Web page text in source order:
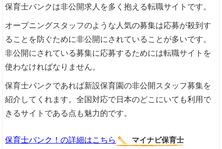
保育士バンクは非公開求人を多く抱える転職サイトです。
オープニングスタッフのような人気の募集は応募が殺到す
ることを防ぐために非公開にされていることが多いです。
非公開にされている募集に応募するためには転職サイトを
使わなければなりません。
保育士バンクであれば新設保育園の非公開スタッフ募集を
紹介してくれます。全国対応で日本のどこにいても利用で
きるサイトである点も魅力的です。
保育士バンク！の詳細はこちら マイナビ保育士